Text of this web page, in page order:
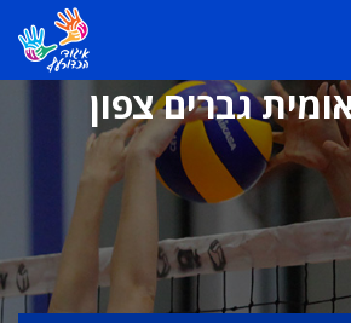
גברים צפון